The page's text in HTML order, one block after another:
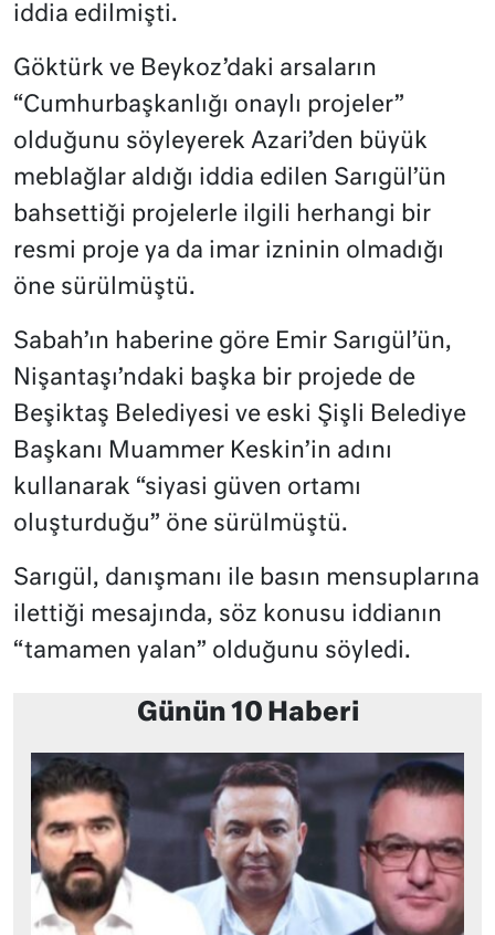
iddia edilmişti.
Göktürk ve Beykoz’daki arsaların
“Cumhurbaşkanlığı onaylı projeler”
olduğunu söyleyerek Azari’den büyük
meblağlar aldığı iddia edilen Sarıgül’ün
bahsettiği projelerle ilgili herhangi bir
resmi proje ya da imar izninin olmadığı
öne sürülmüştü.
Sabah’ın haberine göre Emir Sarıgül’ün,
Nişantaşı’ndaki başka bir projede de
Beşiktaş Belediyesi ve eski Şişli Belediye
Başkanı Muammer Keskin’in adını
kullanarak “siyasi güven ortamı
oluşturduğu” öne sürülmüştü.
Sarıgül, danışmanı ile basın mensuplarına
ilettiği mesajında, söz konusu iddianın
“tamamen yalan” olduğunu söyledi.
Günün 10 Haberi